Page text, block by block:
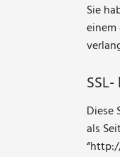
Sie
Diese
als